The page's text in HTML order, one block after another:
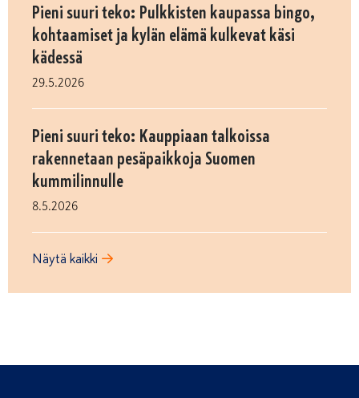
Pieni suuri teko: Pulkkisten kaupassa bingo,
kohtaamiset ja kylän elämä kulkevat käsi
kädessä
29.5.2026
Pieni suuri teko: Kauppiaan talkoissa
rakennetaan pesäpaikkoja Suomen
kummilinnulle
8.5.2026
Näytä kaikki